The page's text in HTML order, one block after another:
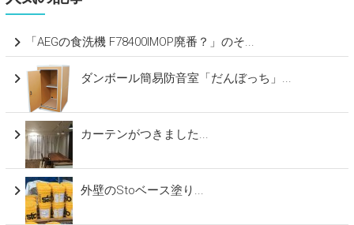
「AEGの食洗機 F78400IMOP廃番？」のそ...
ダンボール簡易防音室「だんぼっち」...
カーテンがつきました...
外壁のStoベース塗り...